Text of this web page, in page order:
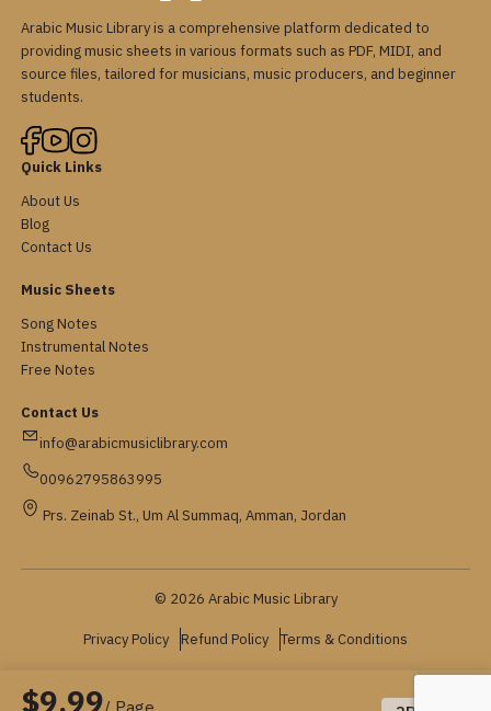
Arabic Music Library is a comprehensive platform dedicated to
providing music sheets in various formats such as PDF, MIDI, and
source files, tailored for musicians, music producers, and beginner
students.
Quick Links
About Us
Blog
Contact Us
Music Sheets
Song Notes
Instrumental Notes
Free Notes
Contact Us
info@arabicmusiclibrary.com
00962795863995
Prs. Zeinab St., Um Al Summaq, Amman, Jordan
© 2026 Arabic Music Library
Privacy Policy Refund Policy Terms & Conditions